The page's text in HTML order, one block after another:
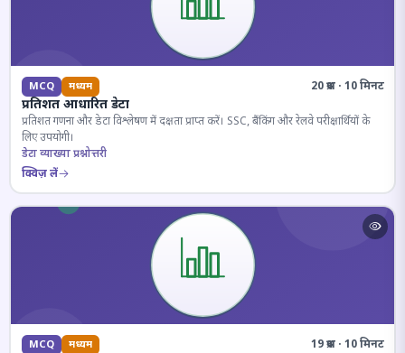
MCQ मध्यम 20 प्रश्न · 10 मिनट
प्रतिशत आधारित डेटा
प्रतिशत गणना और डेटा विश्लेषण में दक्षता प्राप्त करें। SSC, बैंकिंग और रेलवे परीक्षार्थियों के
लिए उपयोगी।
डेटा व्याख्या प्रश्नोत्तरी
क्विज़ लें
MCQ मध्यम 19 प्रश्न · 10 मिनट